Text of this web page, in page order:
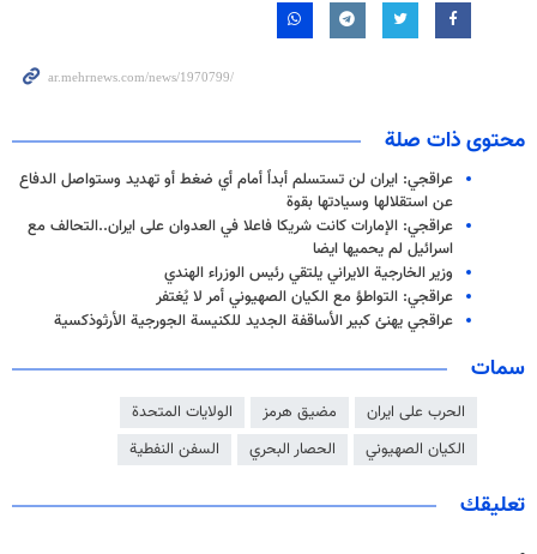
محتوى ذات صلة
عراقجي: ايران لن تستسلم أبداً أمام أي ضغط أو تهديد وستواصل الدفاع
عن استقلالها وسيادتها بقوة
عراقجي: الإمارات كانت شريكا فاعلا في العدوان على ايران..التحالف مع
اسرائيل لم يحميها ايضا
وزير الخارجية الايراني يلتقي رئيس الوزراء الهندي
عراقجي: التواطؤ مع الكيان الصهيوني أمر لا يُغتفر
عراقجي يهنئ كبير الأساقفة الجديد للكنيسة الجورجية الأرثوذكسية
سمات
الحرب على ايران مضيق هرمز
الولايات المتحدة
الكيان الصهيوني
الحصار البحري السفن النفطية
تعليقك